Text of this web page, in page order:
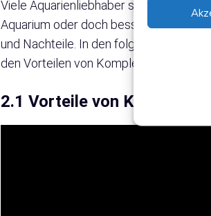
Viele Aquarienliebhaber stehen vor
Aquarium oder doch besser ein
und Nachteile. In den folgenden
den Vorteilen von Komplettsets.
2.1 Vorteile von